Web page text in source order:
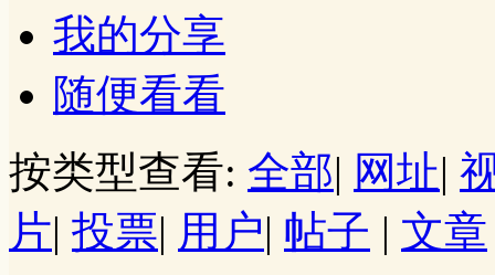
我的分享
随便看看
按类型查看: 全部| 网址|
片| 投票| 用户| 帖子 | 文章